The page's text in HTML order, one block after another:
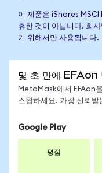
이 제품은 iShares MSCI
휴한 것이 아닙니다. 회
기 위해서만 사용됩니다.
몇 초 만에 EFAon
MetaMask에서 EFAon
스왑하세요. 가장 신뢰받
Google Play
평점